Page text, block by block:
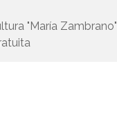
"María Zambrano"